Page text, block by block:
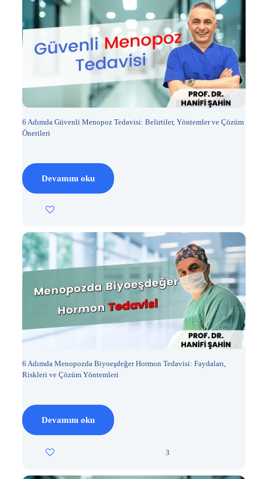
6 Adımda Güvenli Menopoz Tedavisi: Belirtiler, Yöntemler ve Çözüm
Önerileri
Devamını oku
6 Adımda Menopozda Biyoeşdeğer Hormon Tedavisi: Faydaları,
Riskleri ve Çözüm Yöntemleri
Devamını oku
3